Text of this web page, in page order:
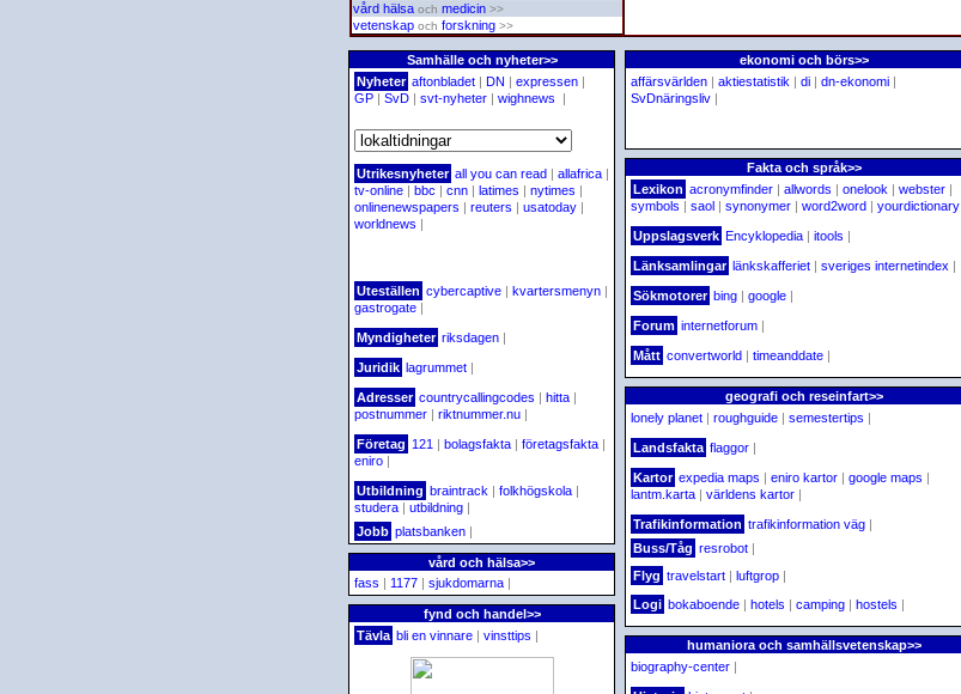
vård hälsa och medicin >>
vetenskap och forskning >>
Samhälle och nyheter>>
Nyheter aftonbladet | DN | expressen |
GP | SvD | svt-nyheter | wighnews |
Utrikesnyheter all you can read | allafrica |
tv-online | bbc | cnn | latimes | nytimes |
onlinenewspapers | reuters | usatoday |
worldnews |
Uteställen cybercaptive | kvartersmenyn |
gastrogate |
Myndigheter riksdagen |
Juridik lagrummet |
Adresser countrycallingcodes | hitta |
postnummer | riktnummer.nu |
Företag 121 | bolagsfakta | företagsfakta |
eniro |
Utbildning braintrack | folkhögskola |
studera | utbildning |
Jobb platsbanken |
vård och hälsa>>
fass | 1177 | sjukdomarna |
fynd och handel>>
Tävla bli en vinnare | vinsttips |
ekonomi och börs>>
affärsvärlden | aktiestatistik | di | dn-ekonomi |
SvDnäringsliv |
Fakta och språk>>
Lexikon acronymfinder | allwords | onelook | webster |
symbols | saol | synonymer | word2word | yourdictionary
Uppslagsverk Encyklopedia | itools |
Länksamlingar länkskafferiet | sveriges internetindex |
Sökmotorer bing | google |
Forum internetforum |
Mått convertworld | timeanddate |
geografi och reseinfart>>
lonely planet | roughguide | semestertips |
Landsfakta flaggor |
Kartor expedia maps | eniro kartor | google maps |
lantm.karta | världens kartor |
Trafikinformation trafikinformation väg |
Buss/Tåg resrobot |
Flyg travelstart | luftgrop |
Logi bokaboende | hotels | camping | hostels |
humaniora och samhällsvetenskap>>
biography-center |